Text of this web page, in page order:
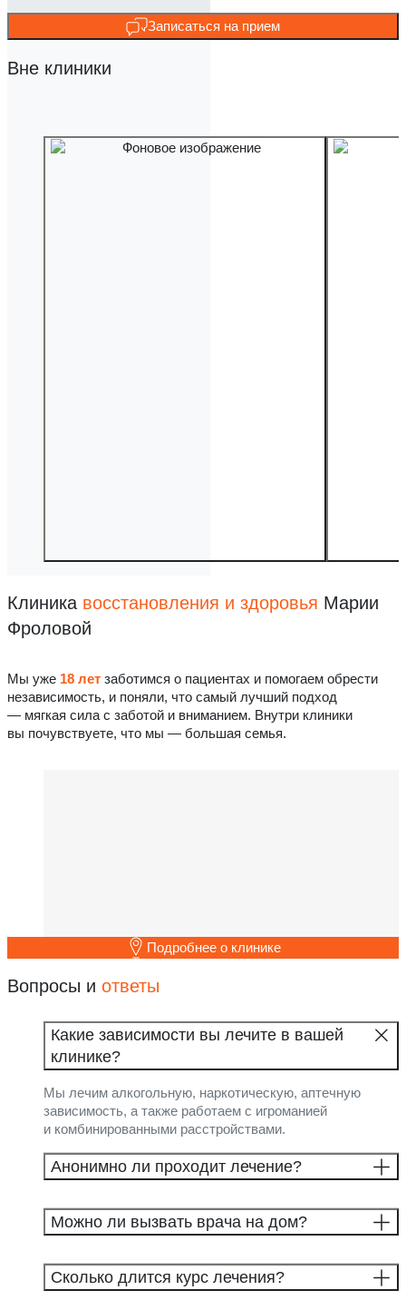
Записаться на прием
Вне клиники
Клиника восстановления и здоровья Марии
Фроловой
Мы уже 18 лет заботимся о пациентах и помогаем обрести
независимость, и поняли, что самый лучший подход
— мягкая сила с заботой и вниманием. Внутри клиники
вы почувствуете, что мы — большая семья.
Подробнее о клинике
Вопросы и ответы
Какие зависимости вы лечите в вашей
клинике?
Мы лечим алкогольную, наркотическую, аптечную
зависимость, а также работаем с игроманией
и комбинированными расстройствами.
Анонимно ли проходит лечение?
Можно ли вызвать врача на дом?
Сколько длится курс лечения?